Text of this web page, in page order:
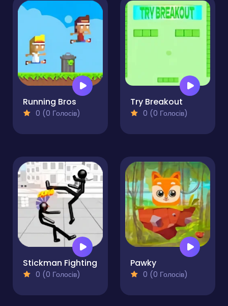
Running Bros
0 (0 Голосів)
Try Breakout
0 (0 Голосів)
Stickman Fighting
0 (0 Голосів)
Pawky
0 (0 Голосів)